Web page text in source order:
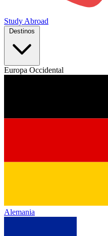
Study Abroad
Europa Occidental
Alemania